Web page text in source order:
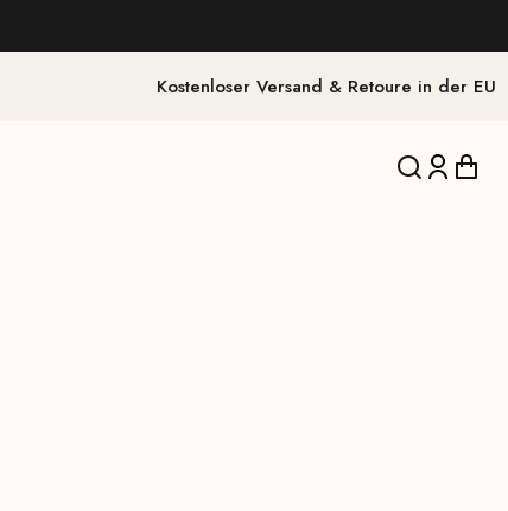
Kostenloser Versand & Retoure in der EU
Translation